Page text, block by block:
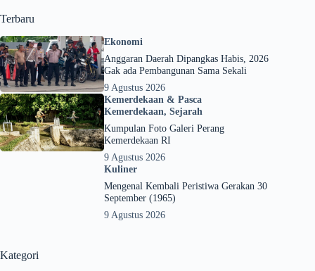
Terbaru
Ekonomi
Anggaran Daerah Dipangkas Habis, 2026
Gak ada Pembangunan Sama Sekali
9 Agustus 2026
Kemerdekaan & Pasca
Kemerdekaan, Sejarah
Kumpulan Foto Galeri Perang
Kemerdekaan RI
9 Agustus 2026
Kuliner
Mengenal Kembali Peristiwa Gerakan 30
September (1965)
9 Agustus 2026
Kategori